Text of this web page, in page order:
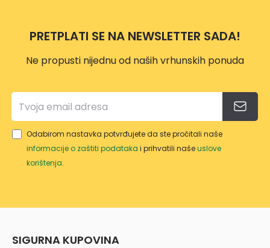
PRETPLATI SE NA NEWSLETTER SADA!
Ne propusti nijednu od naših vrhunskih ponuda
Odabirom nastavka potvrđujete da ste pročitali naše
informacije o zaštiti podataka i prihvatili našeuslove
korištenja.
SIGURNA KUPOVINA